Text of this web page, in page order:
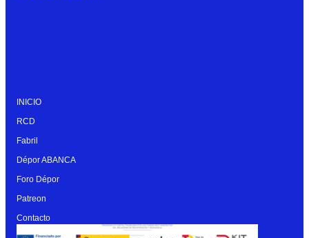
INICIO
RCD
Fabril
Dépor ABANCA
Foro Dépor
Patreon
Contacto